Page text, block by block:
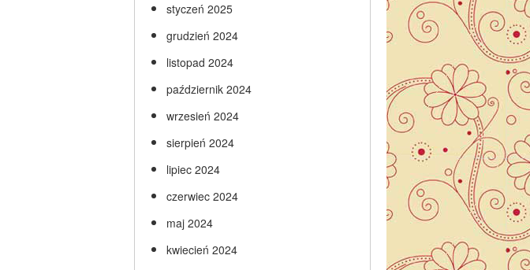
styczeń 2025
grudzień 2024
listopad 2024
październik 2024
wrzesień 2024
sierpień 2024
lipiec 2024
czerwiec 2024
maj 2024
kwiecień 2024